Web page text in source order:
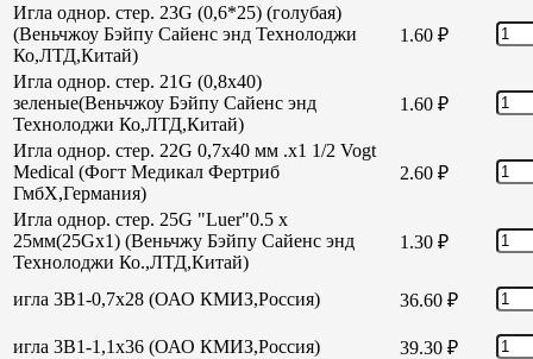
Игла однор. стер. 23G (0,6*25) (голубая)
(Веньчжоу Бэйпу Сайенс энд Технолоджи
Ко,ЛТД,Китай)
1.60 ₽
Игла однор. стер. 21G (0,8х40)
зеленые(Веньчжоу Бэйпу Сайенс энд
Технолоджи Ко,ЛТД,Китай)
1.60 ₽
Игла однор. стер. 22G 0,7х40 мм .х1 1/2 Vogt
Medical (Фогт Медикал Фертриб
ГмбХ,Германия)
2.60 ₽
Игла однор. стер. 25G "Luer"0.5 х
25мм(25Gх1) (Веньчжу Бэйпу Сайенс энд
Технолоджи Ко.,ЛТД,Китай)
1.30 ₽
игла 3В1-0,7х28 (ОАО КМИЗ,Россия) 36.60 ₽
игла 3В1-1,1х36 (ОАО КМИЗ,Россия) 39.30 ₽